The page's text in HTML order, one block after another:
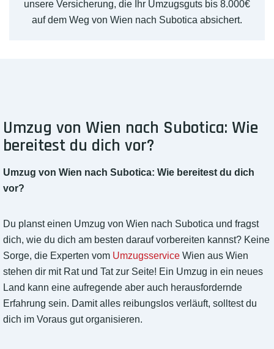
unsere Versicherung, die Ihr Umzugsguts bis 8.000€
auf dem Weg von Wien nach Subotica absichert.
Umzug von Wien nach Subotica: Wie
bereitest du dich vor?
Umzug von Wien nach Subotica: Wie bereitest du dich
vor?
Du planst einen Umzug von Wien nach Subotica und fragst
dich, wie du dich am besten darauf vorbereiten kannst? Keine
Sorge, die Experten vom Umzugsservice Wien aus Wien
stehen dir mit Rat und Tat zur Seite! Ein Umzug in ein neues
Land kann eine aufregende aber auch herausfordernde
Erfahrung sein. Damit alles reibungslos verläuft, solltest du
dich im Voraus gut organisieren.